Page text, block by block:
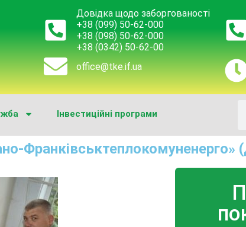
Довідка щодо заборгованості
+38 (099) 50-62-000
+38 (098) 50-62-000
+38 (0342) 50-62-00
office@tke.if.ua
Інвестиційні програми